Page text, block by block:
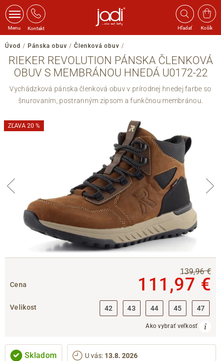
Menu Kontakt Hľadať Košík
Úvod / Pánska obuv / Členková obuv /
RIEKER REVOLUTION PÁNSKA ČLENKOVÁ
OBUV S MEMBRÁNOU HNEDÁ U0172-22
Vychádzková pánska členková obuv v prírodnej hnedej farbe so
šnurovaním, postranným zipsom a funkčnou membránou.
ZĽAVA 20 %
Cena
139,96 €
111,97 €
Velikost 42 43 44 45 47
Ako vybrať veľkosť
Skladom U vás: 13.8. 2026